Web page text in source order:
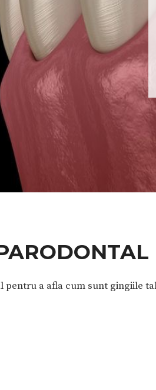
pentru a afla cum sunt gingiile